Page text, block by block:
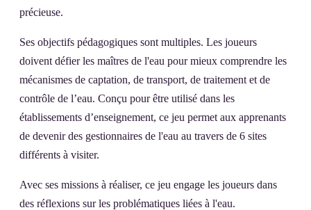
précieuse.
Ses objectifs pédagogiques sont multiples. Les joueurs
doivent défier les maîtres de l'eau pour mieux comprendre les
mécanismes de captation, de transport, de traitement et de
contrôle de l’eau. Conçu pour être utilisé dans les
établissements d’enseignement, ce jeu permet aux apprenants
de devenir des gestionnaires de l'eau au travers de 6 sites
différents à visiter.
Avec ses missions à réaliser, ce jeu engage les joueurs dans
des réflexions sur les problématiques liées à l'eau.